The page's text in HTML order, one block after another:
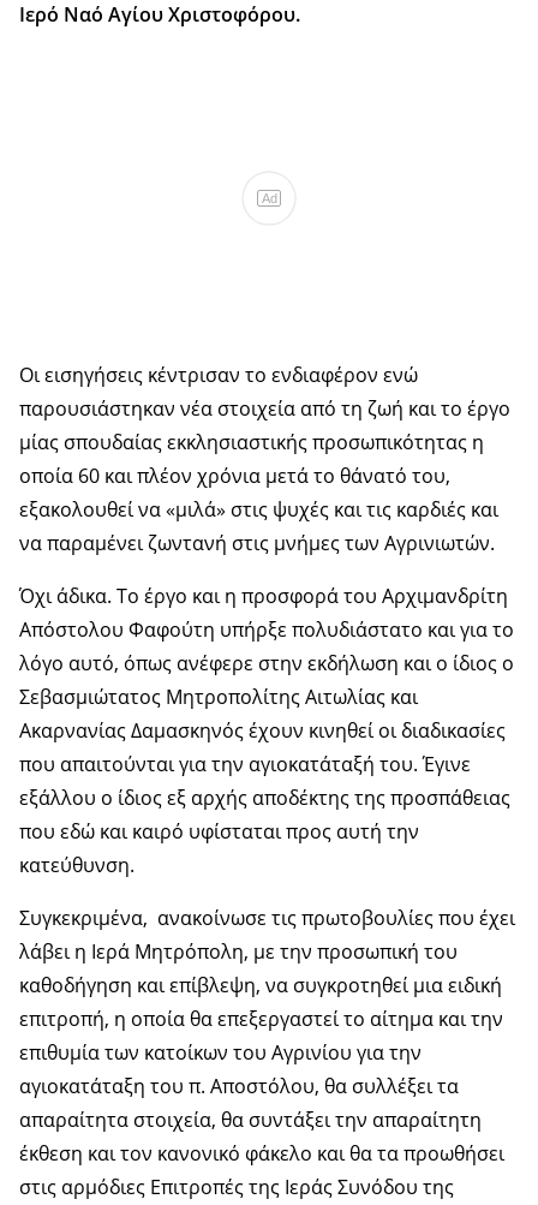
Ιερό Ναό Αγίου Χριστοφόρου.
Ad
Οι εισηγήσεις κέντρισαν το ενδιαφέρον ενώ
παρουσιάστηκαν νέα στοιχεία από τη ζωή και το έργο
μίας σπουδαίας εκκλησιαστικής προσωπικότητας η
οποία 60 και πλέον χρόνια μετά το θάνατό του,
εξακολουθεί να «μιλά» στις ψυχές και τις καρδιές και
να παραμένει ζωντανή στις μνήμες των Αγρινιωτών.
Όχι άδικα. Το έργο και η προσφορά του Αρχιμανδρίτη
Απόστολου Φαφούτη υπήρξε πολυδιάστατο και για το
λόγο αυτό, όπως ανέφερε στην εκδήλωση και ο ίδιος ο
Σεβασμιώτατος Μητροπολίτης Αιτωλίας και
Ακαρνανίας Δαμασκηνός έχουν κινηθεί οι διαδικασίες
που απαιτούνται για την αγιοκατάταξή του. Έγινε
εξάλλου ο ίδιος εξ αρχής αποδέκτης της προσπάθειας
που εδώ και καιρό υφίσταται προς αυτή την
κατεύθυνση.
Συγκεκριμένα, ανακοίνωσε τις πρωτοβουλίες που έχει
λάβει η Ιερά Μητρόπολη, με την προσωπική του
καθοδήγηση και επίβλεψη, να συγκροτηθεί μια ειδική
επιτροπή, η οποία θα επεξεργαστεί το αίτημα και την
επιθυμία των κατοίκων του Αγρινίου για την
αγιοκατάταξη του π. Αποστόλου, θα συλλέξει τα
απαραίτητα στοιχεία, θα συντάξει την απαραίτητη
έκθεση και τον κανονικό φάκελο και θα τα προωθήσει
στις αρμόδιες Επιτροπές της Ιεράς Συνόδου της